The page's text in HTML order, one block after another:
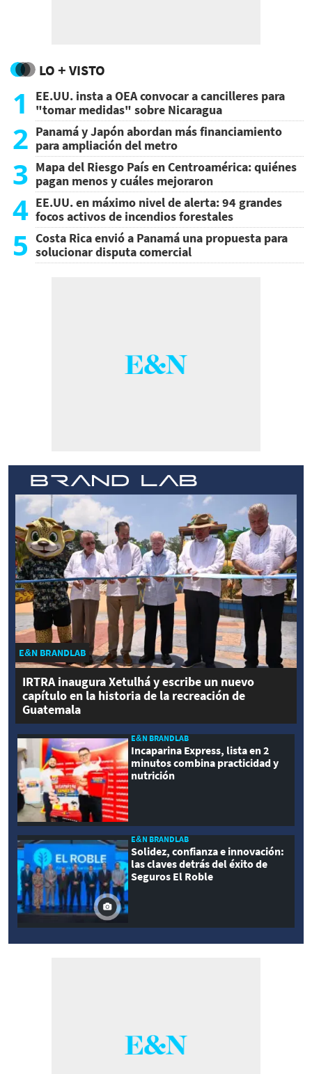
LO + VISTO
1
EE.UU. insta a OEA convocar a cancilleres para
"tomar medidas" sobre Nicaragua
2 Panamá y Japón abordan más financiamiento
para ampliación del metro
3 Mapa del Riesgo País en Centroamérica: quiénes
pagan menos y cuáles mejoraron
4 EE.UU. en máximo nivel de alerta: 94 grandes
focos activos de incendios forestales
5 Costa Rica envió a Panamá una propuesta para
solucionar disputa comercial
E&N BRANDLAB
IRTRA inaugura Xetulhá y escribe un nuevo
capítulo en la historia de la recreación de
Guatemala
E&N BRANDLAB
Incaparina Express, lista en 2
minutos combina practicidad y
nutrición
E&N BRANDLAB
Solidez, confianza e innovación:
las claves detrás del éxito de
Seguros El Roble